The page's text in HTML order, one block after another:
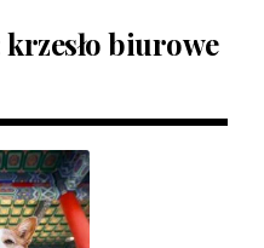
biurowe